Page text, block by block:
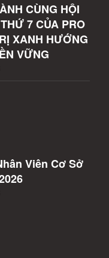
CÙNG HỘI
7 CỦA PRO
XANH HƯỚNG
VỮNG
Viên Cơ Sở